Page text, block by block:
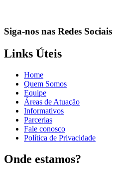
Siga-nos nas Redes Sociais
Links Úteis
Home
Quem Somos
Equipe
Áreas de Atuação
Informativos
Parcerias
Fale conosco
Política de Privacidade
Onde estamos?